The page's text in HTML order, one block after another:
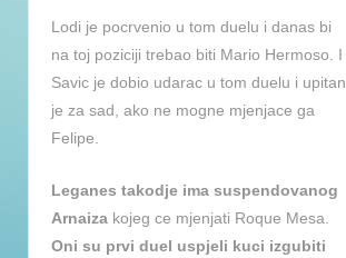
Lodi je pocrvenio u tom duelu i danas bi
na toj poziciji trebao biti Mario Hermoso. I
Savic je dobio udarac u tom duelu i upitan
je za sad, ako ne mogne mjenjace ga
Felipe.
Leganes takodje ima suspendovanog
Arnaiza kojeg ce mjenjati Roque Mesa.
Oni su prvi duel uspjeli kuci izgubiti